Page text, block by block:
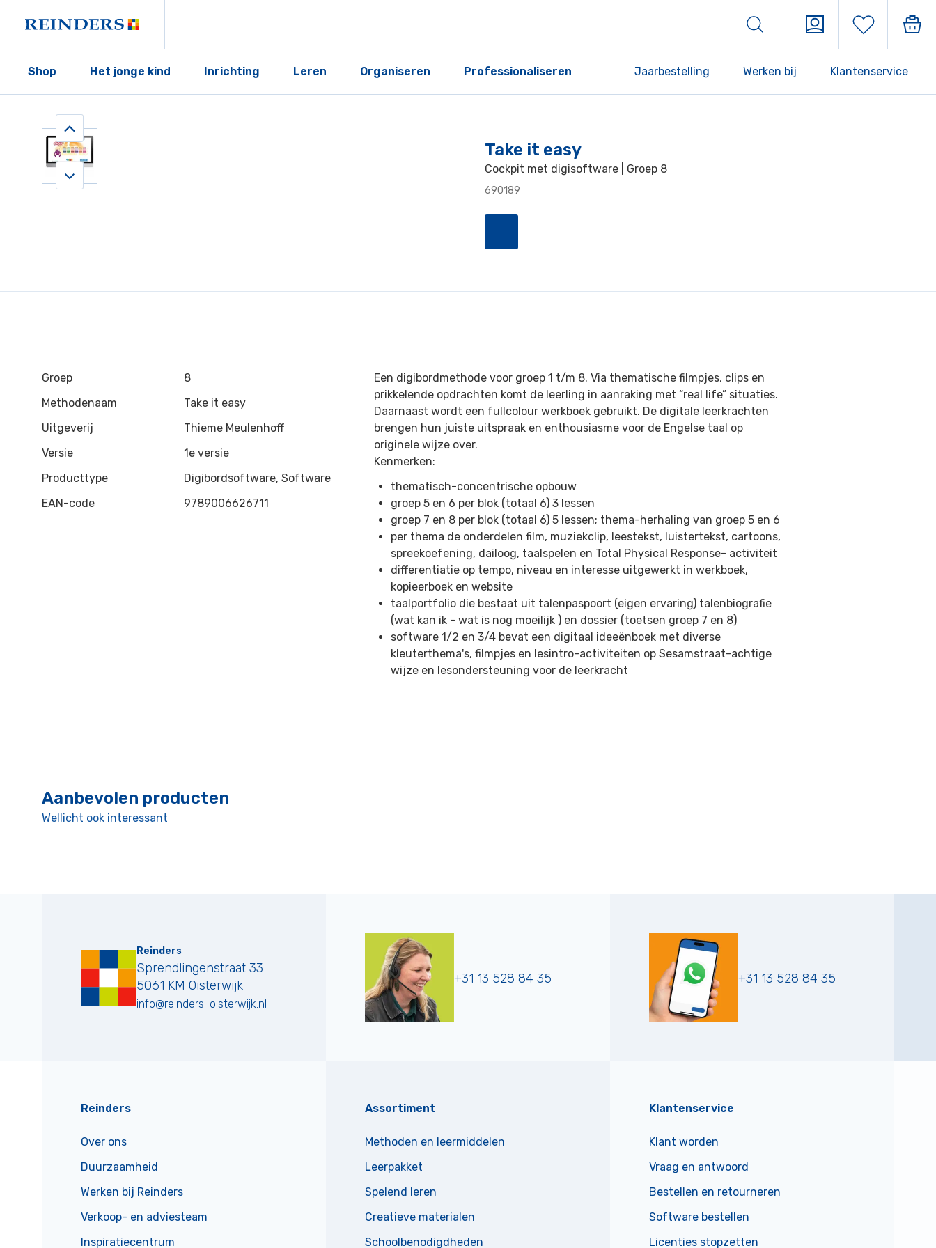
Shop Het jonge kind Inrichting Leren Organiseren Professionaliseren Jaarbestelling Werken bij Klantenservice
Take it easy
Cockpit met digisoftware | Groep 8
690189
Groep
8
Methodenaam
Take it easy
Uitgeverij
Thieme Meulenhoff
Versie
1e versie
Producttype
Digibordsoftware, Software
EAN-code
9789006626711
Een digibordmethode voor groep 1 t/m 8. Via thematische filmpjes, clips en
prikkelende opdrachten komt de leerling in aanraking met “real life” situaties.
Daarnaast wordt een fullcolour werkboek gebruikt. De digitale leerkrachten
brengen hun juiste uitspraak en enthousiasme voor de Engelse taal op
originele wijze over.
Kenmerken:
thematisch-concentrische opbouw
groep 5 en 6 per blok (totaal 6) 3 lessen
groep 7 en 8 per blok (totaal 6) 5 lessen; thema-herhaling van groep 5 en 6
per thema de onderdelen film, muziekclip, leestekst, luistertekst, cartoons,
spreekoefening, dailoog, taalspelen en Total Physical Response- activiteit
differentiatie op tempo, niveau en interesse uitgewerkt in werkboek,
kopieerboek en website
taalportfolio die bestaat uit talenpaspoort (eigen ervaring) talenbiografie
(wat kan ik - wat is nog moeilijk ) en dossier (toetsen groep 7 en 8)
software 1/2 en 3/4 bevat een digitaal ideeënboek met diverse
kleuterthema's, filmpjes en lesintro-activiteiten op Sesamstraat-achtige
wijze en lesondersteuning voor de leerkracht
Aanbevolen producten
Wellicht ook interessant
Reinders
Sprendlingenstraat 33
5061 KM Oisterwijk
info@reinders-oisterwijk.nl
+31 13 528 84 35 +31 13 528 84 35
Reinders
Over ons
Duurzaamheid
Werken bij Reinders
Verkoop- en adviesteam
Inspiratiecentrum
Assortiment
Methoden en leermiddelen
Leerpakket
Spelend leren
Creatieve materialen
Schoolbenodigdheden
Klantenservice
Klant worden
Vraag en antwoord
Bestellen en retourneren
Software bestellen
Licenties stopzetten